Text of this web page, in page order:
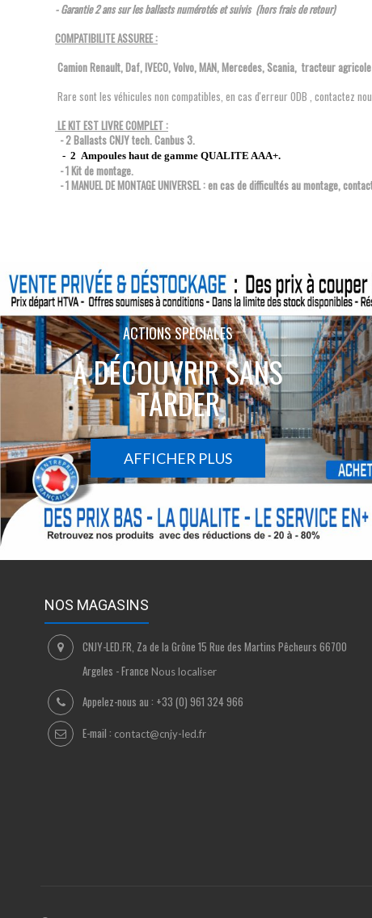
- Garantie 2 ans sur les ballasts numérotés et suivis (hors frais de retour)
COMPATIBILITE ASSUREE :
Camion Renault, Daf, IVECO, Volvo, MAN, Mercedes, Scania, tracteur
Rare sont les véhicules non compatibles, en cas d'erreur ODB , contactez
LE KIT EST LIVRE COMPLET :
- 2 Ballasts CNJY tech. Canbus 3.
- 2 Ampoules haut de gamme QUALITE AAA+.
- 1 Kit de montage.
- 1 MANUEL DE MONTAGE UNIVERSEL : en cas de difficultés au montage,
ACTIONS SPÉCIALES
À DÉCOUVRIR SANS
TARDER
AFFICHER PLUS
NOS MAGASINS
CNJY-LED.FR, Za de la Grône 15 Rue des Martins Pêcheurs 66700
Argeles - France Nous localiser
Appelez-nous au : +33 (0) 961 324 966
E-mail : contact@cnjy-led.fr